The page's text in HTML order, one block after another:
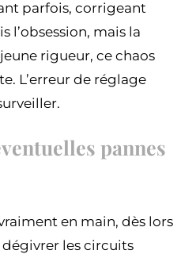
parfois, corrigeant
l’obsession, mais la
rigueur, ce chaos
L’erreur de réglage
pannes
en main, dès lors
les circuits